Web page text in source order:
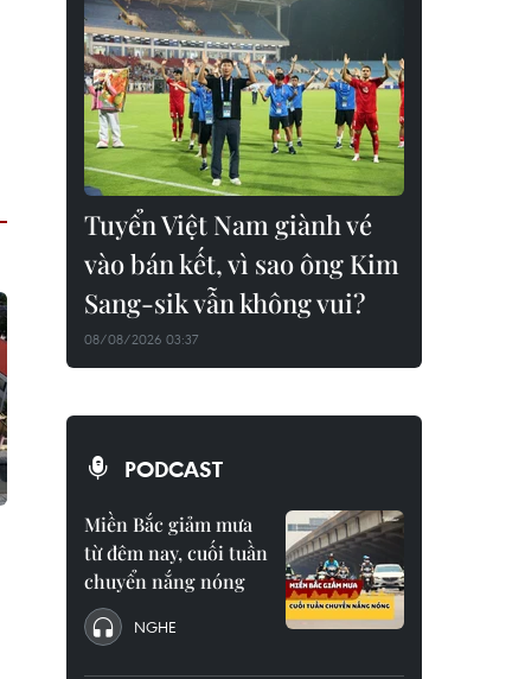
Tuyển Việt Nam giành vé
vào bán kết, vì sao ông Kim
Sang-sik vẫn không vui?
08/08/2026 03:37
PODCAST
Miền Bắc giảm mưa
từ đêm nay, cuối tuần
chuyển nắng nóng
NGHE